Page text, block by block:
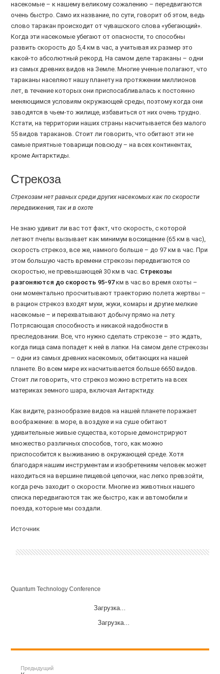
насекомые – к нашему великому сожалению – передвигаются
очень быстро. Само их название, по сути, говорит об этом, ведь
слово таракан происходит от чувашского слова «убегающий».
Когда эти насекомые убегают от опасности, то способны
развить скорость до 5,4 км в час, а учитывая их размер это
какой-то абсолютный рекорд. На самом деле тараканы – одни
из самых древних видов на Земле. Многие ученые полагают, что
тараканы населяют нашу планету на протяжении миллионов
лет, в течение которых они приспосабливалась к постоянно
меняющимся условиям окружающей среды, поэтому когда они
заводятся в чьем-то жилище, избавиться от них очень трудно.
Кстати, на территории наших страны насчитывается без малого
55 видов тараканов. Стоит ли говорить, что обитают эти не
самые приятные товарищи повсюду – на всех континентах,
кроме Антарктиды.
Стрекоза
Стрекозам нет равных среди других насекомых как по скорости
передвижения, так и в охоте
Не знаю удивит ли вас тот факт, что скорость, с которой
летают пчелы вызывает как минимум восхищение (65 км в час),
скорость стрекоз, все же, намного больше – до 97 км в час. При
этом большую часть времени стрекозы передвигаются со
скоростью, не превышающей 30 км в час. Стрекозы
разгоняются до скорость 95-97км в час во время охоты –
они моментально просчитывают траекторию полета жертвы –
в рацион стрекоз входят мухи, жуки, комары и другие мелкие
насекомые – и перехватывают добычу прямо на лету.
Потрясающая способность и никакой надобности в
преследовании. Все, что нужно сделать стрекозе – это ждать,
когда пища сама попадет к ней в лапки. На самом деле стрекозы
– одни из самых древних насекомых, обитающих на нашей
планете. Во всем мире их насчитывается больше 6650 видов.
Стоит ли говорить, что стрекоз можно встретить на всех
материках земного шара, включая Антарктиду.
Как видите, разнообразие видов на нашей планете поражает
воображение: в море, в воздухе и на суше обитают
удивительные живые существа, которые демонстрируют
множество различных способов, того, как можно
приспособится к выживанию в окружающей среде. Хотя
благодаря нашим инструментам и изобретениям человек может
находиться на вершине пищевой цепочки, нас легко превзойти,
когда речь заходит о скорости. Многие из животных нашего
списка передвигаются так же быстро, как и автомобили и
поезда, которые мы создали.
Источник
Quantum Technology Conference
Загрузка...
Загрузка...
Предыдущий